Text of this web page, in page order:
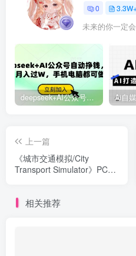
0
未来的你一定
deepseek+AI公众号自动挣钱，轻松月入过W，手机电脑都可做
上一篇
《城市交通模拟/City
Transport Simulator》PC中
相关推荐